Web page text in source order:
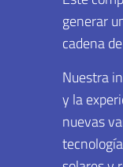
generar
cadena
Nuestra
y la
nuevas